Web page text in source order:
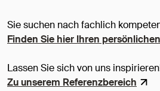
Sie suchen nach fachlich
Finden Sie hier Ihren
Lassen Sie sich von uns
Zu unserem Referenzbereich